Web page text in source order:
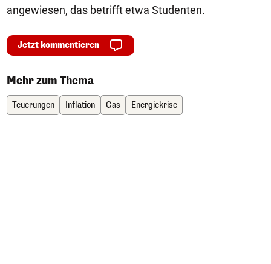
angewiesen, das betrifft etwa Studenten.
Jetzt kommentieren
Mehr zum Thema
Teuerungen Inflation Gas Energiekrise